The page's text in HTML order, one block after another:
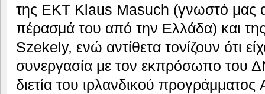
της ΕΚΤ Klaus Masuch (γνωστό μας
πέρασμά του από την Ελλάδα) και
Szekely, ενώ αντίθετα τονίζουν ότι
συνεργασία με τον εκπρόσωπο του
διετία του ιρλανδικού